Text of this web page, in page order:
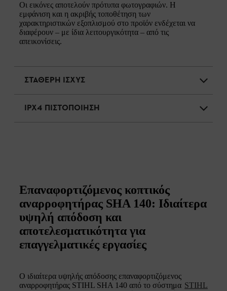
Οι εικόνες αποτελούν πρότυπα φωτογραφιών. Η
εμφάνιση και η ακριβής τοποθέτηση των
χαρακτηριστικών εξοπλισμού στο προϊόν ενδέχεται να
διαφέρουν – με ίδια λειτουργικότητα – από τις
απεικονίσεις.
ΣΤΑΘΕΡΗ ΙΣΧΥΣ
IPX4 ΠΙΣΤΟΠΟΙΗΣΗ
Επαναφορτιζόμενος κοπτικός
αναρροφητήρας SHA 140: Ιδιαίτερα
υψηλή απόδοση και
αποτελεσματικότητα για
επαγγελματικές εργασίες
Ο ιδιαίτερα υψηλής απόδοσης επαναφορτιζόμενος
αναρροφητήρας STIHL SHA 140 από το σύστημα STIHL